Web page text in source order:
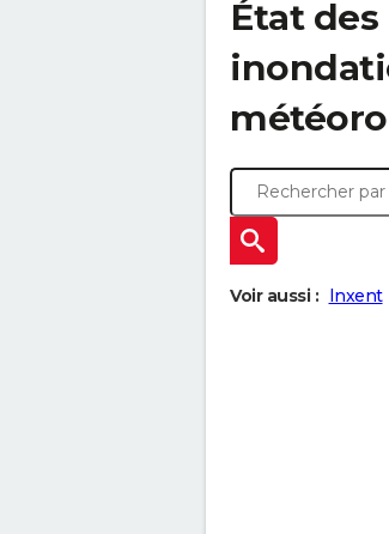
État des
Voir aussi : Inxent